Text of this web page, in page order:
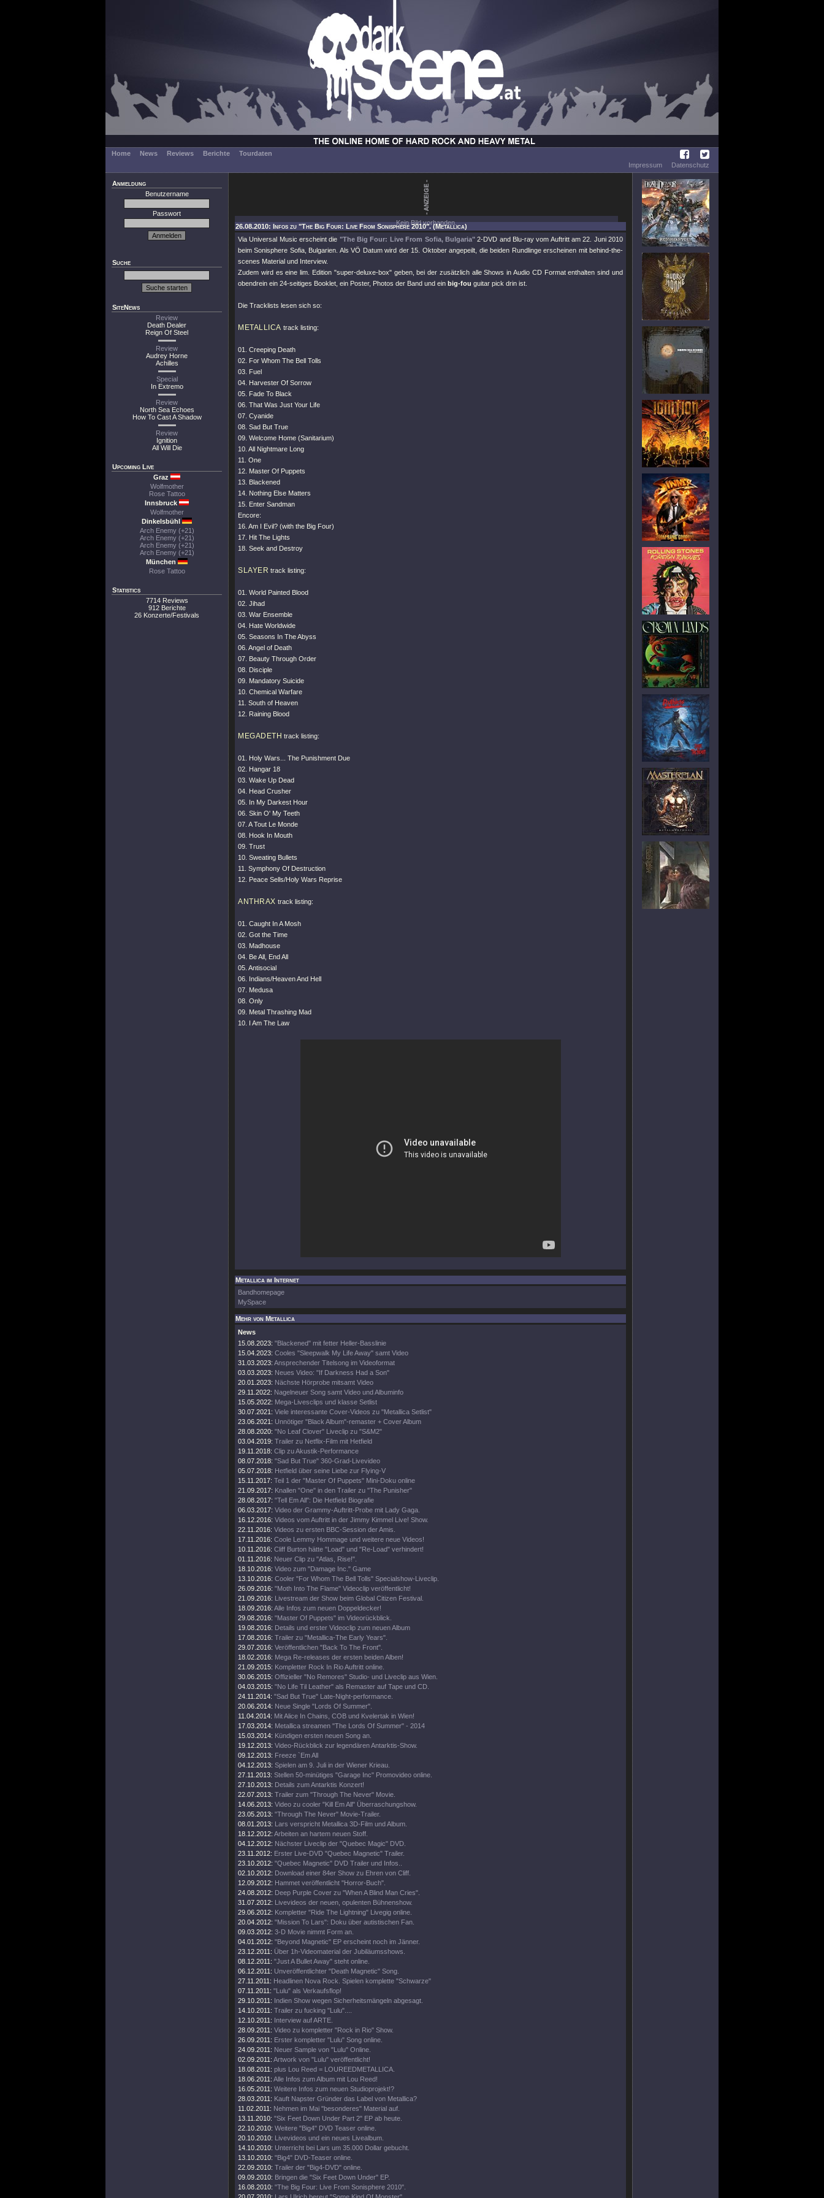
Home News Reviews Berichte
Tourdaten
Impressum
Datenschutz
Anmeldung
Benutzername
Passwort
Suche
SiteNews
Review
Death Dealer
Reign Of Steel
Review
Audrey Horne
Achilles
Special
In Extremo
Review
North Sea Echoes
How To Cast A Shadow
Review
Ignition
All Will Die
Upcoming Live
Graz
Wolfmother
Rose Tattoo
Innsbruck
Wolfmother
Dinkelsbühl
Arch Enemy (+21)
Arch Enemy (+21)
Arch Enemy (+21)
Arch Enemy (+21)
München
Rose Tattoo
Statistics
7714 Reviews
912 Berichte
26 Konzerte/Festivals
Kein Bild vorhanden.
26.08.2010: Infos zu "The Big Four: Live From Sonisphere 2010". (Metallica)
Via Universal Music erscheint die "The Big Four: Live From Sofia, Bulgaria"2-DVD and Blu-ray vom Auftritt am 22. Juni 2010
beim Sonisphere Sofia, Bulgarien. Als VÖ Datum wird der 15. Oktober angepeilt, die beiden Rundlinge erscheinen mit behind-the-
scenes Material und Interview.
Zudem wird es eine lim. Edition "super-deluxe-box" geben, bei der zusätzlich alle Shows in Audio CD Format enthalten sind und
obendrein ein 24-seitiges Booklet, ein Poster, Photos der Band und ein big-fou guitar pick drin ist.
Die Tracklists lesen sich so:
METALLICA track listing:
01. Creeping Death
02. For Whom The Bell Tolls
03. Fuel
04. Harvester Of Sorrow
05. Fade To Black
06. That Was Just Your Life
07. Cyanide
08. Sad But True
09. Welcome Home (Sanitarium)
10. All Nightmare Long
11. One
12. Master Of Puppets
13. Blackened
14. Nothing Else Matters
15. Enter Sandman
Encore:
16. Am I Evil? (with the Big Four)
17. Hit The Lights
18. Seek and Destroy
SLAYER track listing:
01. World Painted Blood
02. Jihad
03. War Ensemble
04. Hate Worldwide
05. Seasons In The Abyss
06. Angel of Death
07. Beauty Through Order
08. Disciple
09. Mandatory Suicide
10. Chemical Warfare
11. South of Heaven
12. Raining Blood
MEGADETH track listing:
01. Holy Wars... The Punishment Due
02. Hangar 18
03. Wake Up Dead
04. Head Crusher
05. In My Darkest Hour
06. Skin O' My Teeth
07. A Tout Le Monde
08. Hook In Mouth
09. Trust
10. Sweating Bullets
11. Symphony Of Destruction
12. Peace Sells/Holy Wars Reprise
ANTHRAX track listing:
01. Caught In A Mosh
02. Got the Time
03. Madhouse
04. Be All, End All
05. Antisocial
06. Indians/Heaven And Hell
07. Medusa
08. Only
09. Metal Thrashing Mad
10. I Am The Law
Metallica im Internet
Bandhomepage
MySpace
Mehr von Metallica
News
15.08.2023: "Blackened" mit fetter Heller-Basslinie
15.04.2023: Cooles "Sleepwalk My Life Away" samt Video
31.03.2023: Ansprechender Titelsong im Videoformat
03.03.2023: Neues Video: "If Darkness Had a Son"
20.01.2023: Nächste Hörprobe mitsamt Video
29.11.2022: Nagelneuer Song samt Video und Albuminfo
15.05.2022: Mega-Livesclips und klasse Setlist
30.07.2021: Viele interessante Cover-Videos zu "Metallica Setlist"
23.06.2021: Unnötiger "Black Album"-remaster + Cover Album
28.08.2020: "No Leaf Clover" Liveclip zu "S&M2"
03.04.2019: Trailer zu Netflix-Film mit Hetfield
19.11.2018: Clip zu Akustik-Performance
08.07.2018: "Sad But True" 360-Grad-Livevideo
05.07.2018: Hetfield über seine Liebe zur Flying-V
15.11.2017: Teil 1 der "Master Of Puppets" Mini-Doku online
21.09.2017: Knallen "One" in den Trailer zu "The Punisher"
28.08.2017: "Tell Em All": Die Hetfield Biografie
06.03.2017: Video der Grammy-Auftritt-Probe mit Lady Gaga.
16.12.2016: Videos vom Auftritt in der Jimmy Kimmel Live! Show.
22.11.2016: Videos zu ersten BBC-Session der Amis.
17.11.2016: Coole Lemmy Hommage und weitere neue Videos!
10.11.2016: Cliff Burton hätte "Load" und "Re-Load" verhindert!
01.11.2016: Neuer Clip zu "Atlas, Rise!".
18.10.2016: Video zum "Damage Inc." Game
13.10.2016: Cooler "For Whom The Bell Tolls" Specialshow-Liveclip.
26.09.2016: "Moth Into The Flame" Videoclip veröffentlicht!
21.09.2016: Livestream der Show beim Global Citizen Festival.
18.09.2016: Alle Infos zum neuen Doppeldecker!
29.08.2016: "Master Of Puppets" im Videorückblick.
19.08.2016: Details und erster Videoclip zum neuen Album
17.08.2016: Trailer zu "Metallica-The Early Years".
29.07.2016: Veröffentlichen "Back To The Front".
18.02.2016: Mega Re-releases der ersten beiden Alben!
21.09.2015: Kompletter Rock In Rio Auftritt online.
30.06.2015: Offizieller "No Remores" Studio- und Liveclip aus Wien.
04.03.2015: "No Life Til Leather" als Remaster auf Tape und CD.
24.11.2014: "Sad But True" Late-Night-performance.
20.06.2014: Neue Single "Lords Of Summer".
11.04.2014: Mit Alice In Chains, COB und Kvelertak in Wien!
17.03.2014: Metallica streamen "The Lords Of Summer" - 2014
15.03.2014: Kündigen ersten neuen Song an.
19.12.2013: Video-Rückblick zur legendären Antarktis-Show.
09.12.2013: Freeze `Em All
04.12.2013: Spielen am 9. Juli in der Wiener Krieau.
27.11.2013: Stellen 50-minütiges "Garage Inc" Promovideo online.
27.10.2013: Details zum Antarktis Konzert!
22.07.2013: Trailer zum "Through The Never" Movie.
14.06.2013: Video zu cooler "Kill Em All" Überraschungshow.
23.05.2013: "Through The Never" Movie-Trailer.
08.01.2013: Lars verspricht Metallica 3D-Film und Album.
18.12.2012: Arbeiten an hartem neuen Stoff.
04.12.2012: Nächster Liveclip der "Quebec Magic" DVD.
23.11.2012: Erster Live-DVD "Quebec Magnetic" Trailer.
23.10.2012: "Quebec Magnetic" DVD Trailer und Infos..
02.10.2012: Download einer 84er Show zu Ehren von Cliff.
12.09.2012: Hammet veröffentlicht "Horror-Buch".
24.08.2012: Deep Purple Cover zu "When A Blind Man Cries".
31.07.2012: Livevideos der neuen, opulenten Bühnenshow.
29.06.2012: Kompletter "Ride The Lightning" Livegig online.
20.04.2012: "Mission To Lars": Doku über autistischen Fan.
09.03.2012: 3-D Movie nimmt Form an.
04.01.2012: "Beyond Magnetic" EP erscheint noch im Jänner.
23.12.2011: Über 1h-Videomaterial der Jubiläumsshows.
08.12.2011: "Just A Bullet Away" steht online.
06.12.2011: Unveröffentlichter "Death Magnetic" Song.
27.11.2011: Headlinen Nova Rock. Spielen komplette "Schwarze"
07.11.2011: "Lulu" als Verkaufsflop!
29.10.2011: Indien Show wegen Sicherheitsmängeln abgesagt.
14.10.2011: Trailer zu fucking "Lulu"....
12.10.2011: Interview auf ARTE.
28.09.2011: Video zu kompletter "Rock in Rio" Show.
26.09.2011: Erster kompletter "Lulu" Song online.
24.09.2011: Neuer Sample von "Lulu" Online.
02.09.2011: Artwork von "Lulu" veröffentlicht!
18.08.2011: plus Lou Reed = LOUREEDMETALLICA.
18.06.2011: Alle Infos zum Album mit Lou Reed!
16.05.2011: Weitere Infos zum neuen Studioprojekt!?
28.03.2011: Kauft Napster Gründer das Label von Metallica?
11.02.2011: Nehmen im Mai "besonderes" Material auf.
13.11.2010: "Six Feet Down Under Part 2" EP ab heute.
22.10.2010: Weitere "Big4" DVD Teaser online.
20.10.2010: Livevideos und ein neues Livealbum.
14.10.2010: Unterricht bei Lars um 35.000 Dollar gebucht.
13.10.2010: "Big4" DVD-Teaser online.
22.09.2010: Trailer der "Big4-DVD" online.
09.09.2010: Bringen die "Six Feet Down Under" EP.
16.08.2010: "The Big Four: Live From Sonisphere 2010".